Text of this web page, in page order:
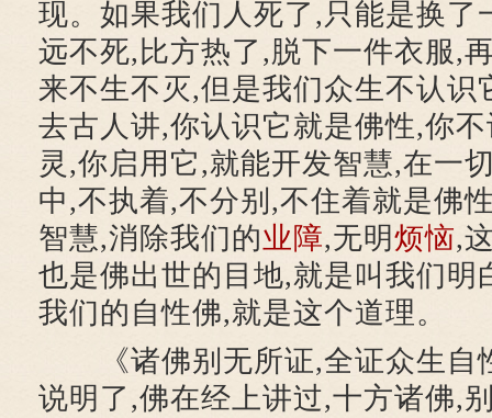
现。如果我们人死了,只能是换了
远不死,比方热了,脱下一件衣服,
来不生不灭,但是我们众生不认识
去古人讲,你认识它就是佛性,你
灵,你启用它,就能开发智慧,在一
中,不执着,不分别,不住着就是佛
智慧,消除我们的业障,无明烦恼,
也是佛出世的目地,就是叫我们明
我们的自性佛,就是这个道理。
《诸佛别无所证,全证众生自
说明了,佛在经上讲过,十方诸佛,